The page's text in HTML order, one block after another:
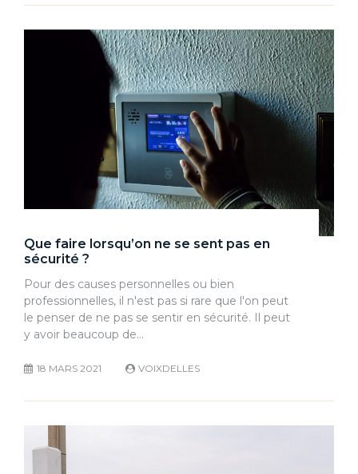
Que faire lorsqu’on ne se sent pas en
sécurité ?
Pour des causes personnelles ou bien
professionnelles, il n'est pas si rare que l'on peut
le penser de ne pas se sentir en sécurité. Il peut
y avoir beaucoup de…
18 MARS 2021 VOIXDELLES